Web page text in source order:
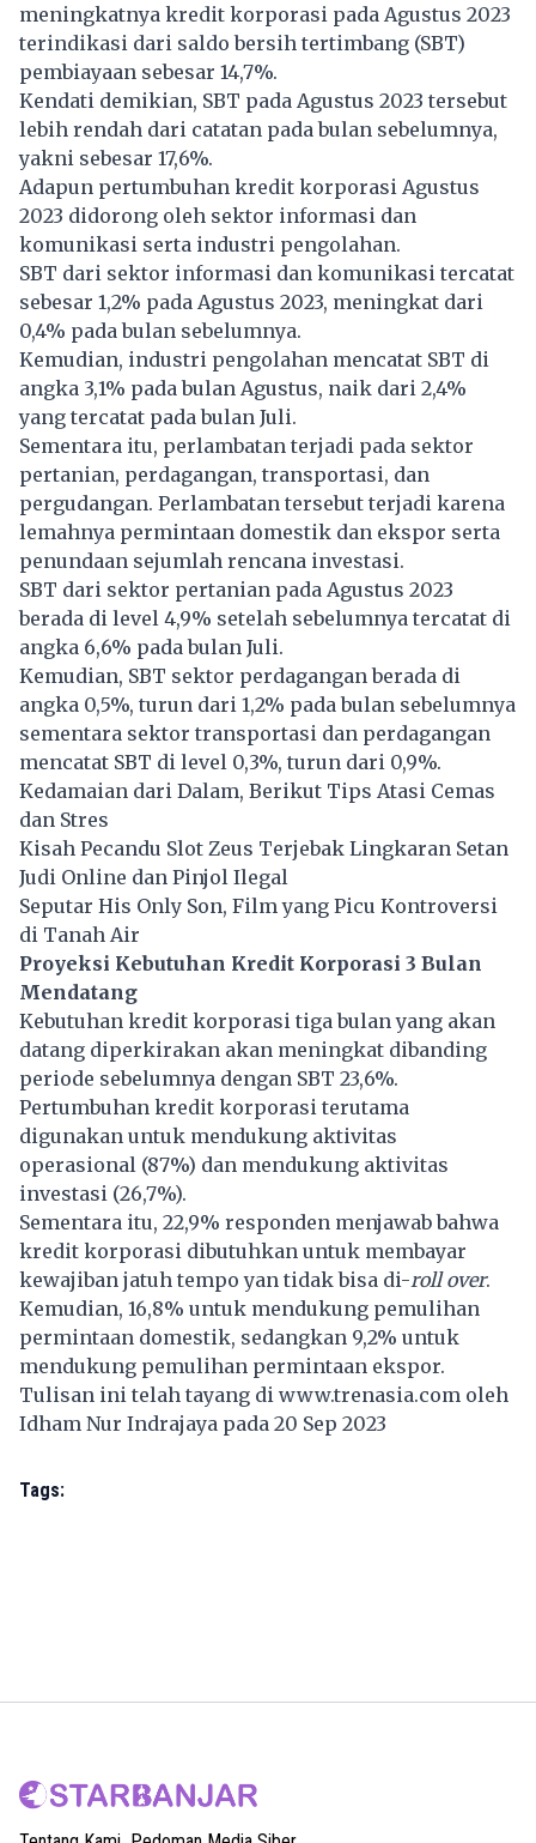
meningkatnya kredit korporasi pada Agustus 2023
terindikasi dari saldo bersih tertimbang (SBT)
pembiayaan sebesar 14,7%.
Kendati demikian, SBT pada Agustus 2023 tersebut
lebih rendah dari catatan pada bulan sebelumnya,
yakni sebesar 17,6%.
Adapun pertumbuhan kredit korporasi Agustus
2023 didorong oleh sektor informasi dan
komunikasi serta industri pengolahan.
SBT dari sektor informasi dan komunikasi tercatat
sebesar 1,2% pada Agustus 2023, meningkat dari
0,4% pada bulan sebelumnya.
Kemudian, industri pengolahan mencatat SBT di
angka 3,1% pada bulan Agustus, naik dari 2,4%
yang tercatat pada bulan Juli.
Sementara itu, perlambatan terjadi pada sektor
pertanian, perdagangan, transportasi, dan
pergudangan. Perlambatan tersebut terjadi karena
lemahnya permintaan domestik dan ekspor serta
penundaan sejumlah rencana investasi.
SBT dari sektor pertanian pada Agustus 2023
berada di level 4,9% setelah sebelumnya tercatat di
angka 6,6% pada bulan Juli.
Kemudian, SBT sektor perdagangan berada di
angka 0,5%, turun dari 1,2% pada bulan sebelumnya
sementara sektor transportasi dan perdagangan
mencatat SBT di level 0,3%, turun dari 0,9%.
Kedamaian dari Dalam, Berikut Tips Atasi Cemas
dan Stres
Kisah Pecandu Slot Zeus Terjebak Lingkaran Setan
Judi Online dan Pinjol Ilegal
Seputar His Only Son, Film yang Picu Kontroversi
di Tanah Air
Proyeksi Kebutuhan Kredit Korporasi 3 Bulan
Mendatang
Kebutuhan kredit korporasi tiga bulan yang akan
datang diperkirakan akan meningkat dibanding
periode sebelumnya dengan SBT 23,6%.
Pertumbuhan kredit korporasi terutama
digunakan untuk mendukung aktivitas
operasional (87%) dan mendukung aktivitas
investasi (26,7%).
Sementara itu, 22,9% responden menjawab bahwa
kredit korporasi dibutuhkan untuk membayar
kewajiban jatuh tempo yan tidak bisa di-roll over.
Kemudian, 16,8% untuk mendukung pemulihan
permintaan domestik, sedangkan 9,2% untuk
mendukung pemulihan permintaan ekspor.
Tulisan ini telah tayang di www.trenasia.com oleh
Idham Nur Indrajaya pada 20 Sep 2023
Tags: